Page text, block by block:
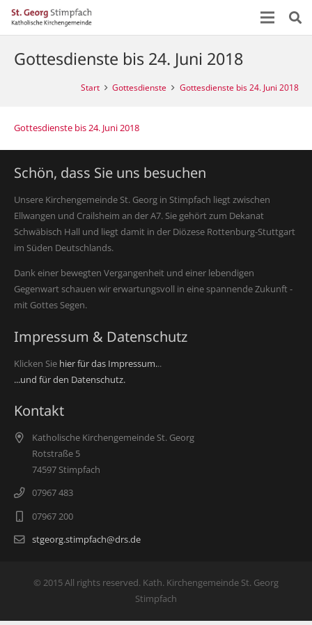
Gottesdienste bis 24. Juni 2018
Start Gottesdienste Gottesdienste bis 24. Juni 2018
Gottesdienste bis 24. Juni 2018
Schön, dass Sie uns besuchen
Unsere Kirchengemeinde St. Georg in Stimpfach liegt zwischen
Ellwangen und Crailsheim an der A7. Sie gehört zum Dekanat
Schwäbisch Hall und liegt damit in der Diözese Rottenburg-Stuttgart
im Süden Deutschlands.
Dank einer bewegten Vergangenheit und einer lebendigen
Gegenwart schauen wir erwartungsvoll in eine spannende Zukunft -
mit Gottes Segen.
Impressum & Datenschutz
Klicken Sie hier für das Impressum...
...und für den Datenschutz.
Kontakt
Katholische Kirchengemeinde St. Georg
Rotstraße 5
74597 Stimpfach
07967 483
07967 200
stgeorg.stimpfach@drs.de
© 2015 All rights reserved. Kath. Kirchengemeinde St. Georg
Stimpfach